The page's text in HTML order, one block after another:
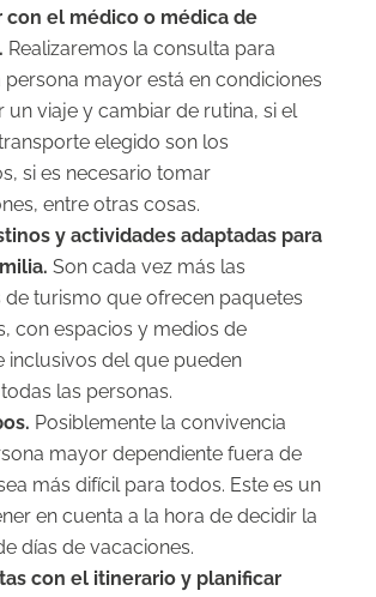
con el médico o médica de
Realizaremos la consulta para
persona mayor está en condiciones
un viaje y cambiar de rutina, si el
elegido son los
si es necesario tomar
entre otras cosas.
y actividades adaptadas para
Son cada vez más las
de turismo que ofrecen paquetes
con espacios y medios de
inclusivos del que pueden
las personas.
Posiblemente la convivencia
mayor dependiente fuera de
más difícil para todos. Este es un
en cuenta a la hora de decidir la
días de vacaciones.
con el itinerario y planificar